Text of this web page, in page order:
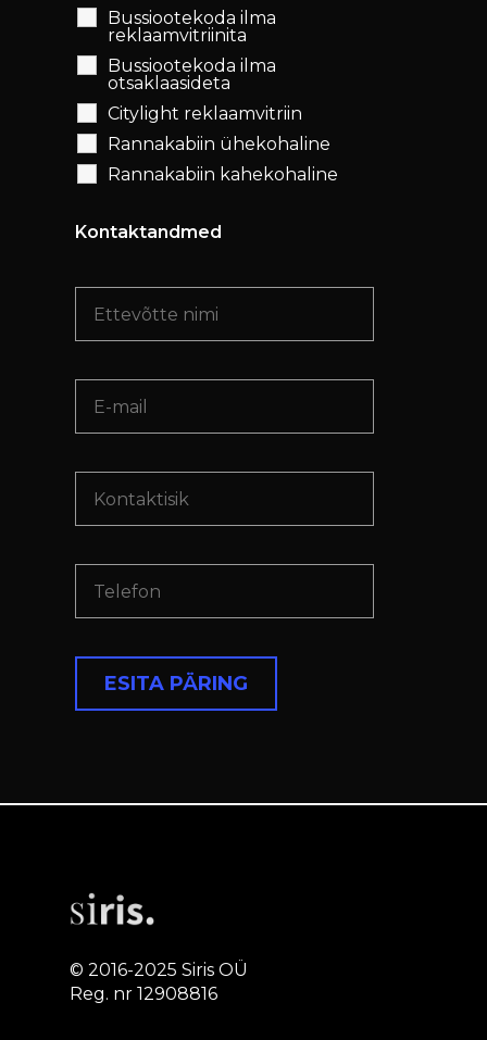
Bussiootekoda ilma
reklaamvitriinita
Bussiootekoda ilma
otsaklaasideta
Citylight reklaamvitriin
Rannakabiin ühekohaline
Rannakabiin kahekohaline
Kontaktandmed
© 2016-2025 Siris OÜ
Reg. nr 12908816